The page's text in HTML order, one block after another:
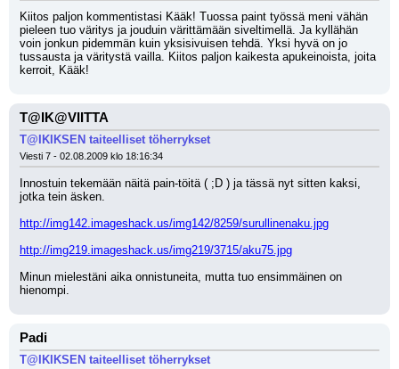
Kiitos paljon kommentistasi Kääk! Tuossa paint työssä meni vähän
pieleen tuo väritys ja jouduin värittämään siveltimellä. Ja kyllähän
voin jonkun pidemmän kuin yksisivuisen tehdä. Yksi hyvä on jo
tussausta ja väritystä vailla. Kiitos paljon kaikesta apukeinoista, joita
kerroit, Kääk!
T@IK@VIITTA
T@IKIKSEN taiteelliset töherrykset
Viesti 7 - 02.08.2009 klo 18:16:34
Innostuin tekemään näitä pain-töitä ( ;D ) ja tässä nyt sitten kaksi,
jotka tein äsken.
http://img142.imageshack.us/img142/8259/surullinenaku.jpg
http://img219.imageshack.us/img219/3715/aku75.jpg
Minun mielestäni aika onnistuneita, mutta tuo ensimmäinen on
hienompi.
Padi
T@IKIKSEN taiteelliset töherrykset